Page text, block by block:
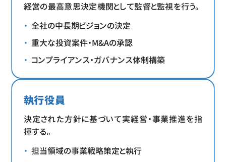
経営の最高意思決定機関として監督と監視を行う。
全社の中長期ビジョンの決定
重大な投資案件・M&Aの承認
コンプライアンス・ガバナンス体制構築
執行役員
決定された方針に基づいて実経営・事業推進を指
揮する。
担当領域の事業戦略策定と執行